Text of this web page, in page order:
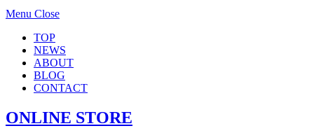
Menu Close
TOP
NEWS
ABOUT
BLOG
CONTACT
ONLINE STORE